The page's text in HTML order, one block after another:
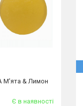
М'ята & Лимон
Є в наявності